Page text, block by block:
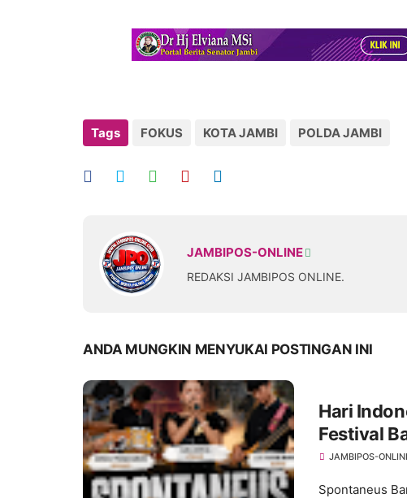
Tags FOKUS KOTA JAMBI POLDA JAMBI
JAMBIPOS-ONLINE
REDAKSI JAMBIPOS ONLINE.
ANDA MUNGKIN MENYUKAI POSTINGAN INI
Hari
Festival
JAMBIPOS-
Spontaneus